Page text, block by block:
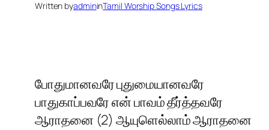
Written byadmininTamil Worship Songs Lyrics
போதுமானவரே புதுமையானவரே
பாதுகாப்பவரே என் பாவம் தீர்த்தவரே
ஆராதனை (2) ஆயுளெல்லாம் ஆராதனை